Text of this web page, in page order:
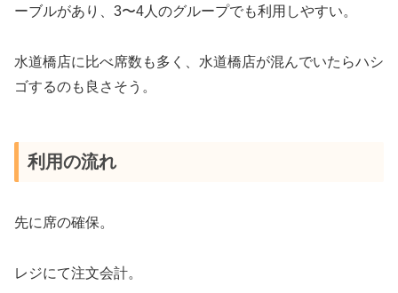
ーブルがあり、3〜4人のグループでも利用しやすい。
水道橋店に比べ席数も多く、水道橋店が混んでいたらハシ
ゴするのも良さそう。
利用の流れ
先に席の確保。
レジにて注文会計。